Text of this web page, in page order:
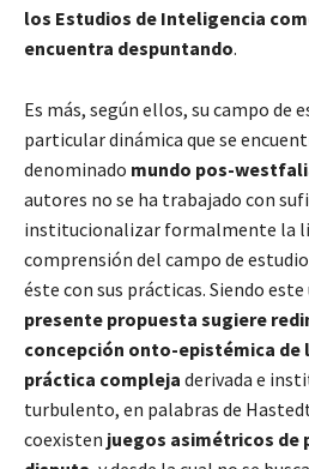
los Estudios de Inteligencia
encuentra despuntando.
Es más, según ellos, su campo de
particular dinámica que se
denominado mundo pos-
autores no se ha trabajado con
institucionalizar formalmente la
comprensión del campo de
éste con sus prácticas. Siendo
presente propuesta sugiere
concepción onto-epistémica de
práctica compleja derivada e
turbulento, en palabras de
coexisten juegos asimétricos de